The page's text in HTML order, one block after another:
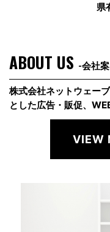
県
ABOUT US -会社
株式会社ネットウェー
とした広告・販促、
VIEW